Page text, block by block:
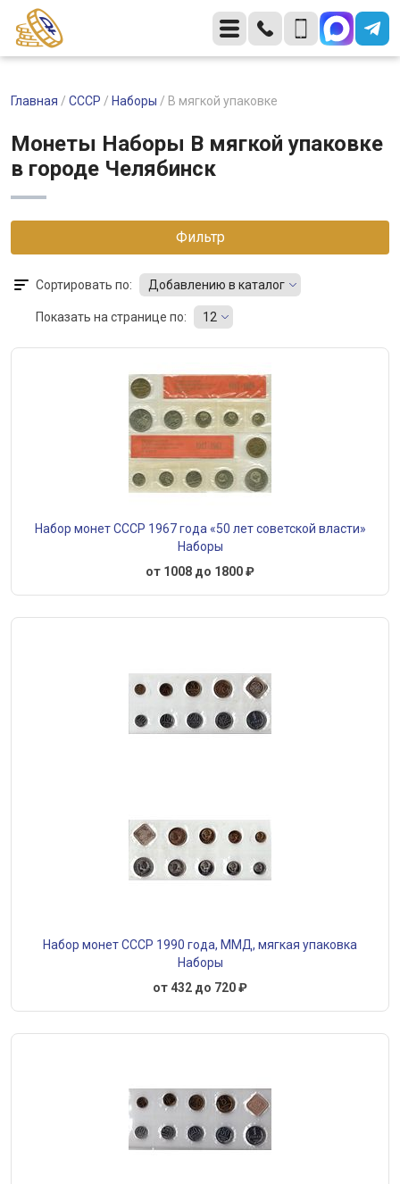
Главная / CCCР / Наборы / В мягкой упаковке
Монеты Наборы В мягкой упаковке
в городе Челябинск
Фильтр
Сортировать по: Добавлению в каталог
Показать на странице по: 12
Набор монет СССР 1967 года «50 лет советской власти»
Наборы
от 1008 до 1800 ₽
Набор монет СССР 1990 года, ММД, мягкая упаковка
Наборы
от 432 до 720 ₽